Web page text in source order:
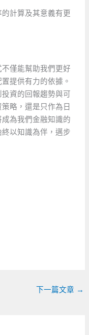
計算及其意義有更
僅能幫助我們更好
提供有力的依據。
資的回報趨勢與可
略，還是只作為日
為我們金融知識的
以知識為伴，邁步
下一篇文章 →